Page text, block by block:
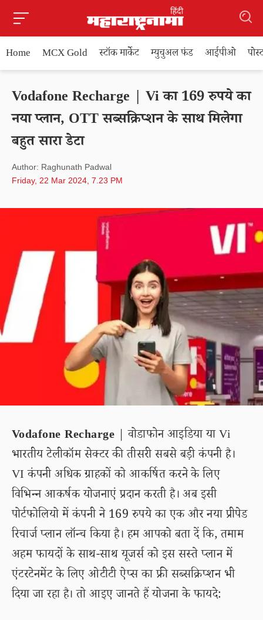
Home MCX Gold स्टॉक मार्केट म्युचुअल फंड आईपीओ
Vodafone Recharge | Vi का 169 रुपये का
नया प्लान, OTT सब्सक्रिप्शन के साथ मिलेगा
बहुत सारा डेटा
Author: Raghunath Padwal
Friday, 22 Mar 2024, 7.23 PM
Vodafone Recharge | वोडाफोन आइडिया या Vi
भारतीय टेलीकॉम सेक्टर की तीसरी सबसे बड़ी कंपनी है।
VI कंपनी अधिक ग्राहकों को आकर्षित करने के लिए
विभिन्न आकर्षक योजनाएं प्रदान करती है। अब इसी
पोर्टफोलियो में कंपनी ने 169 रुपये का एक और नया प्रीपेड
रिचार्ज प्लान लॉन्च किया है। हम आपको बता दें कि, तमाम
अहम फायदों के साथ-साथ यूजर्स को इस सस्ते प्लान में
एंटरटेनमेंट के लिए ओटीटी ऐप्स का फ्री सब्सक्रिप्शन भी
दिया जा रहा है। तो आइए जानते हैं योजना के फायदे: